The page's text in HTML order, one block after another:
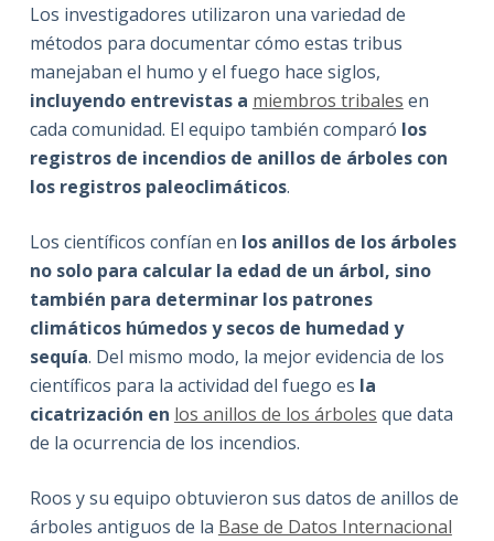
Los investigadores utilizaron una variedad de
métodos para documentar cómo estas tribus
manejaban el humo y el fuego hace siglos,
incluyendo entrevistas a miembros tribales en
cada comunidad. El equipo también comparó los
registros de incendios de anillos de árboles con
los registros paleoclimáticos.
Los científicos confían en los anillos de los árboles
no solo para calcular la edad de un árbol, sino
también para determinar los patrones
climáticos húmedos y secos de humedad y
sequía. Del mismo modo, la mejor evidencia de los
científicos para la actividad del fuego es la
cicatrización en los anillos de los árboles que data
de la ocurrencia de los incendios.
Roos y su equipo obtuvieron sus datos de anillos de
árboles antiguos de la Base de Datos Internacional